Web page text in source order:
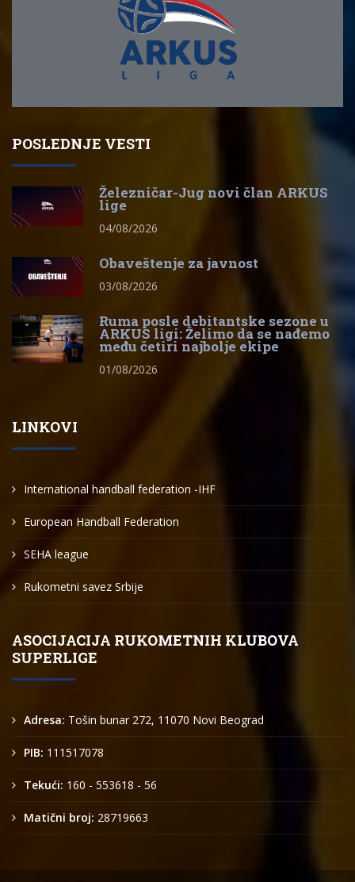
POSLEDNJE VESTI
Železničar-Jug novi član ARKUS
lige
04/08/2026
Obaveštenje za javnost
03/08/2026
Ruma posle debitantske sezone u
ARKUS ligi: Želimo da se nađemo
među četiri najbolje ekipe
01/08/2026
LINKOVI
International handball federation -IHF
European Handball Federation
SEHA league
Rukometni savez Srbije
ASOCIJACIJA RUKOMETNIH KLUBOVA
SUPERLIGE
Adresa: Tošin bunar 272, 11070 Novi Beograd
PIB: 111517078
Tekući: 160 - 553618 - 56
Matični broj: 28719663